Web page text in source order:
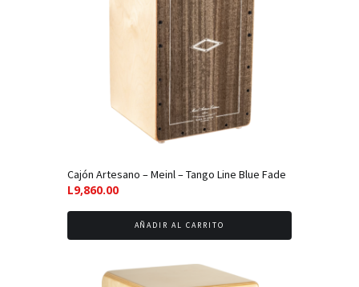
Cajón Artesano – Meinl – Tango Line Blue Fade
L9,860.00
AÑADIR AL CARRITO